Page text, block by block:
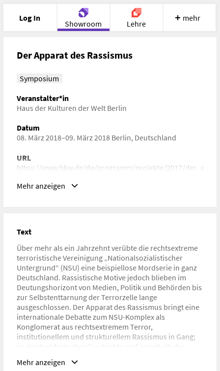
Log In
Showroom Lehre
Portfolio Image
mehr
Der Apparat des Rassismus
Symposium
Veranstalter*in
Haus der Kulturen der Welt Berlin
Datum
08. März 2018–09. März 2018 Berlin, Deutschland
URL
https://www.hkw.de/de/programm/projekte/2017/
Mehr anzeigen
Text
Über mehr als ein Jahrzehnt verübte die rechtsextreme
terroristische Vereinigung „Nationalsozialistischer
Untergrund“ (NSU) eine beispiellose Mordserie in ganz
Deutschland. Rassistische Motive jedoch blieben im
Deutungshorizont von Medien, Politik und Behörden bis
zur Selbstenttarnung der Terrorzelle lange
ausgeschlossen. Der Apparat des Rassismus bringt eine
internationale Debatte zum NSU-Komplex als
Konglomerat aus rechtsextremem Terror,
institutionellem und strukturellem Rassismus in Gang;
im Kontextdeutscher Geschichte und innerhalb der
Genozidgeschichte der globalisierten Moderne. […]
Mehr anzeigen